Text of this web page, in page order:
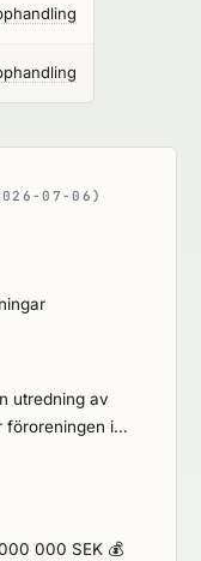
07-06)
utredning av
föroreningen i
andra
successiva
avtalstiden.
000 SEK 💰